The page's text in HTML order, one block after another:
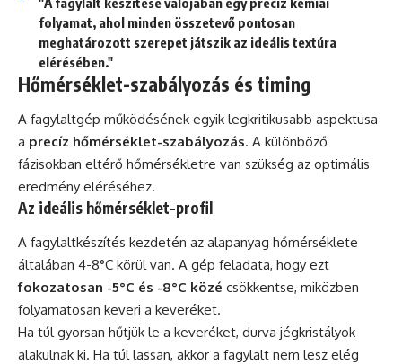
folyamat, ahol minden összetevő pontosan
meghatározott szerepet játszik az ideális textúra
elérésében."
Hőmérséklet-szabályozás és timing
A fagylaltgép működésének egyik legkritikusabb aspektusa
a precíz hőmérséklet-szabályozás. A különböző
fázisokban eltérő hőmérsékletre van szükség az optimális
eredmény eléréséhez.
Az ideális hőmérséklet-profil
A fagylaltkészítés kezdetén az alapanyag hőmérséklete
általában 4-8°C körül van. A gép feladata, hogy ezt
fokozatosan -5°C és -8°C közé csökkentse, miközben
folyamatosan keveri a keveréket.
Ha túl gyorsan hűtjük le a keveréket, durva jégkristályok
alakulnak ki. Ha túl lassan, akkor a fagylalt nem lesz elég